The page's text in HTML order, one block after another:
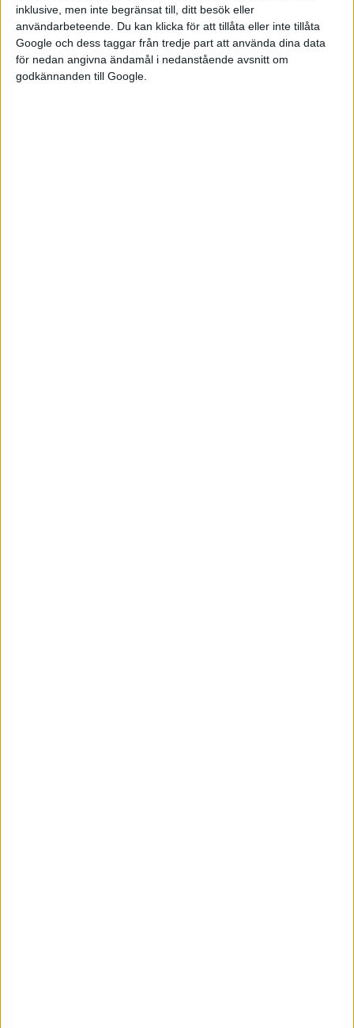
inklusive, men inte begränsat till, ditt besök eller
användarbeteende. Du kan klicka för att tillåta eller inte tillåta
Google och dess taggar från tredje part att använda dina data
för nedan angivna ändamål i nedanstående avsnitt om
godkännanden till Google.
Allra bäst har det gått för Volkswagen ID.3 som var Europas
mest sålda elbil under augusti med 7 904 exemplar, tätt följd av
Tesla Model 3 med 7 824 registrerade exemplar.
Volkswagen kniper även tredjeplatsen med ID.4 och 4 624